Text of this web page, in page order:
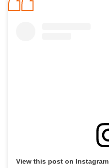
View this post on Instagram